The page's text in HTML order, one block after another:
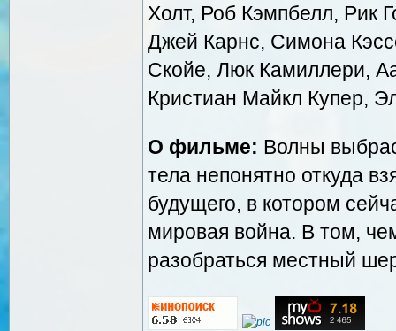
Холт, Роб Кэмпбелл, Рик
Джей Карнс, Симона
Скойе, Люк Камиллери,
Кристиан Майкл Купер,
О фильме: Волны
тела непонятно откуда
будущего, в котором
мировая война. В том,
разобраться местный